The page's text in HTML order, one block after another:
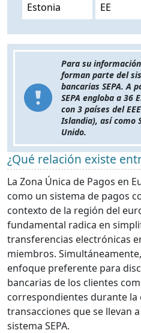
Estonia EE
Para su
forman parte del
bancarias SEPA. A
SEPA engloba a 36
con 3 países del
Islandia), así como
Unido.
¿Qué relación existe
La Zona Única de Pagos en
como un sistema de pagos
contexto de la región del
fundamental radica en
transferencias electrónicas
miembros.
enfoque preferente para
bancarias de los clientes
correspondientes durante la
transacciones que se llevan
sistema SEPA.